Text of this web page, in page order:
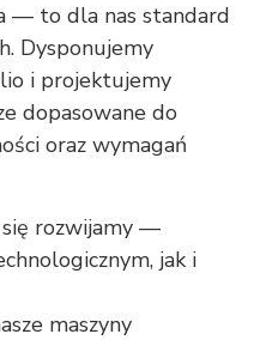
— to dla nas standard
Dysponujemy
i projektujemy
dopasowane do
oraz wymagań
się rozwijamy —
jak i
maszyny